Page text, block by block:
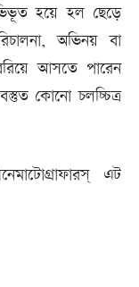
হয়ে হল ছেড়ে
অভিনয় বা
আসতে পারেন
কোনো চলচ্চিত্র
এট